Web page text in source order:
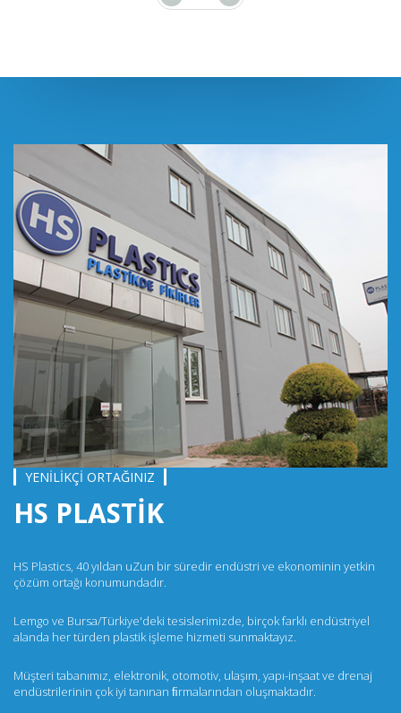
YENİLİKÇİ ORTAĞINIZ
HS PLASTİK
HS Plastics, 40 yıldan uZun bir süredir endüstri ve ekonominin yetkin
çözüm ortağı konumundadır.
Lemgo ve Bursa/Türkiye'deki tesislerimizde, birçok farklı endüstriyel
alanda her türden plastik işleme hizmeti sunmaktayız.
Müşteri tabanımız, elektronik, otomotiv, ulaşım, yapı-inşaat ve drenaj
endüstrilerinin çok iyi tanınan ﬁrmalarından oluşmaktadır.